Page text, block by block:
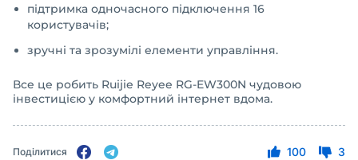
підтримка одночасного підключення 16
користувачів;
зручні та зрозумілі елементи управління.
Все це робить Ruijie Reyee RG-EW300N чудовою
інвестицією у комфортний інтернет вдома.
Поділитися 100 3